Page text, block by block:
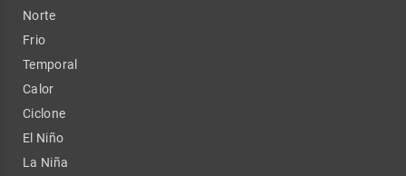
Norte
Frio
Temporal
Calor
Ciclone
El Niño
La Niña